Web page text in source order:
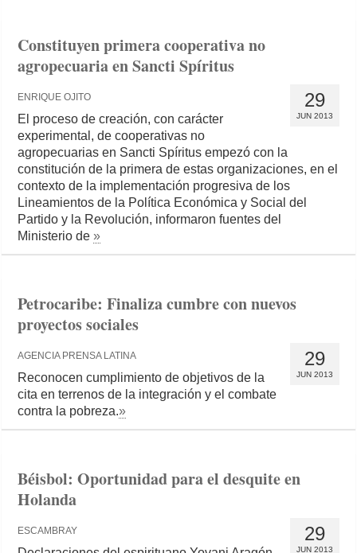
Constituyen primera cooperativa no
agropecuaria en Sancti Spíritus
29
JUN 2013
ENRIQUE OJITO
El proceso de creación, con carácter
experimental, de cooperativas no
agropecuarias en Sancti Spíritus empezó con la
constitución de la primera de estas organizaciones, en el
contexto de la implementación progresiva de los
Lineamientos de la Política Económica y Social del
Partido y la Revolución, informaron fuentes del
Ministerio de»
Petrocaribe: Finaliza cumbre con nuevos
proyectos sociales
29
JUN 2013
AGENCIA PRENSA LATINA
Reconocen cumplimiento de objetivos de la
cita en terrenos de la integración y el combate
contra la pobreza.»
Béisbol: Oportunidad para el desquite en
Holanda
29
JUN 2013
ESCAMBRAY